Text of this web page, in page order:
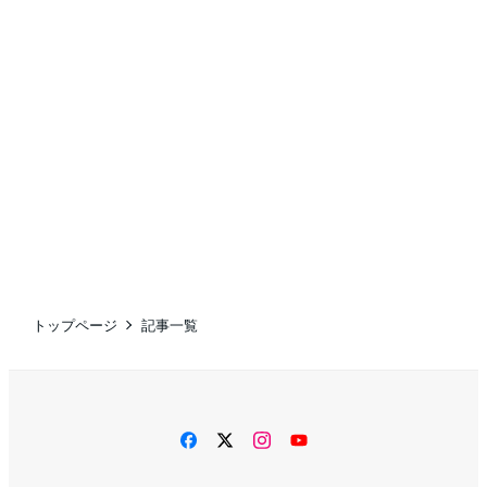
トップページ 記事一覧
facebooktwitterinstagram
YouTube